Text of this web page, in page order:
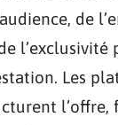
de
l’exclusivité
Les